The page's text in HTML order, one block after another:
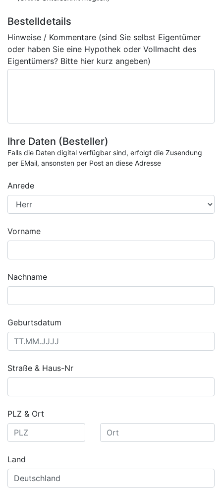
Bestelldetails
Hinweise / Kommentare (sind Sie selbst Eigentümer
oder haben Sie eine Hypothek oder Vollmacht des
Eigentümers? Bitte hier kurz angeben)
Ihre Daten (Besteller)
Falls die Daten digital verfügbar sind, erfolgt die Zusendung
per EMail, ansonsten per Post an diese Adresse
Anrede
Vorname
Nachname
Geburtsdatum
Straße & Haus-Nr
PLZ & Ort
Land